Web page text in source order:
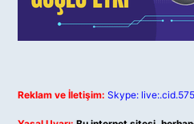
Reklam ve İletişim: Skype: